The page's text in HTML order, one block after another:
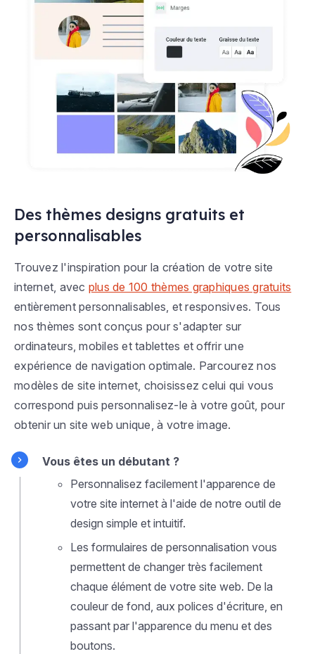
Des thèmes designs gratuits et
personnalisables
Trouvez l'inspiration pour la création de votre site
internet, avec plus de 100 thèmes graphiques gratuits
entièrement personnalisables, et responsives. Tous
nos thèmes sont conçus pour s'adapter sur
ordinateurs, mobiles et tablettes et offrir une
expérience de navigation optimale. Parcourez nos
modèles de site internet, choisissez celui qui vous
correspond puis personnalisez-le à votre goût, pour
obtenir un site web unique, à votre image.
Vous êtes un débutant ?
Personnalisez facilement l'apparence de
votre site internet à l'aide de notre outil de
design simple et intuitif.
Les formulaires de personnalisation vous
permettent de changer très facilement
chaque élément de votre site web. De la
couleur de fond, aux polices d'écriture, en
passant par l'apparence du menu et des
boutons.